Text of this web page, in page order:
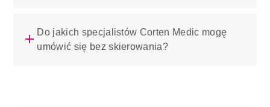
Do jakich specjalistów Corten Medic mogę
umówić się bez skierowania?